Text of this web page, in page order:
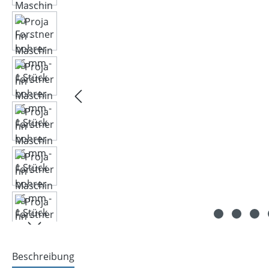
Beschreibung